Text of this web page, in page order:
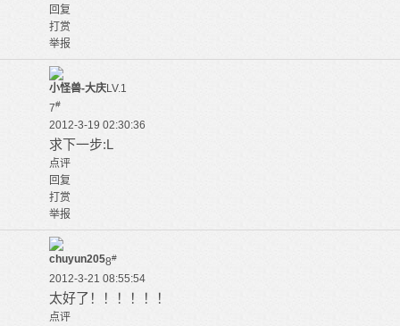
回复
打赏
举报
小怪兽-大庆LV.1
7#
2012-3-19 02:30:36
求下一步:L
点评
回复
打赏
举报
chuyun2058#
2012-3-21 08:55:54
太好了！！！！！！
点评